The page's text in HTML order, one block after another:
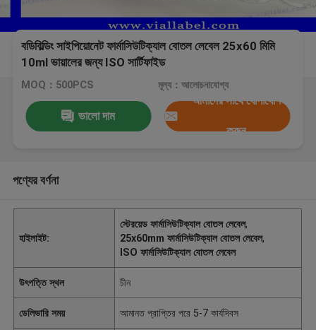
বডিবিল্ডিং সাইপিয়োনেট ফার্মাসিউটিক্যাল বোতল লেবেল 25x60 মিমি
10ml ভায়ালের জন্য ISO সার্টিফাইড
MOQ：500PCS মূল্য：আলোচনাযোগ্য
ভালো দাম
আমাদের সাথে যোগাযোগ
করুন
পণ্যের বর্ণনা
হাইলাইট:
স্টেরয়েড ফার্মাসিউটিক্যাল বোতল লেবেল,
25x60mm ফার্মাসিউটিক্যাল বোতল লেবেল,
ISO ফার্মাসিউটিক্যাল বোতল লেবেল
উৎপত্তি স্থল চীন
ডেলিভারি সময় আমানত প্রাপ্তির পরে 5-7 কার্যদিবস